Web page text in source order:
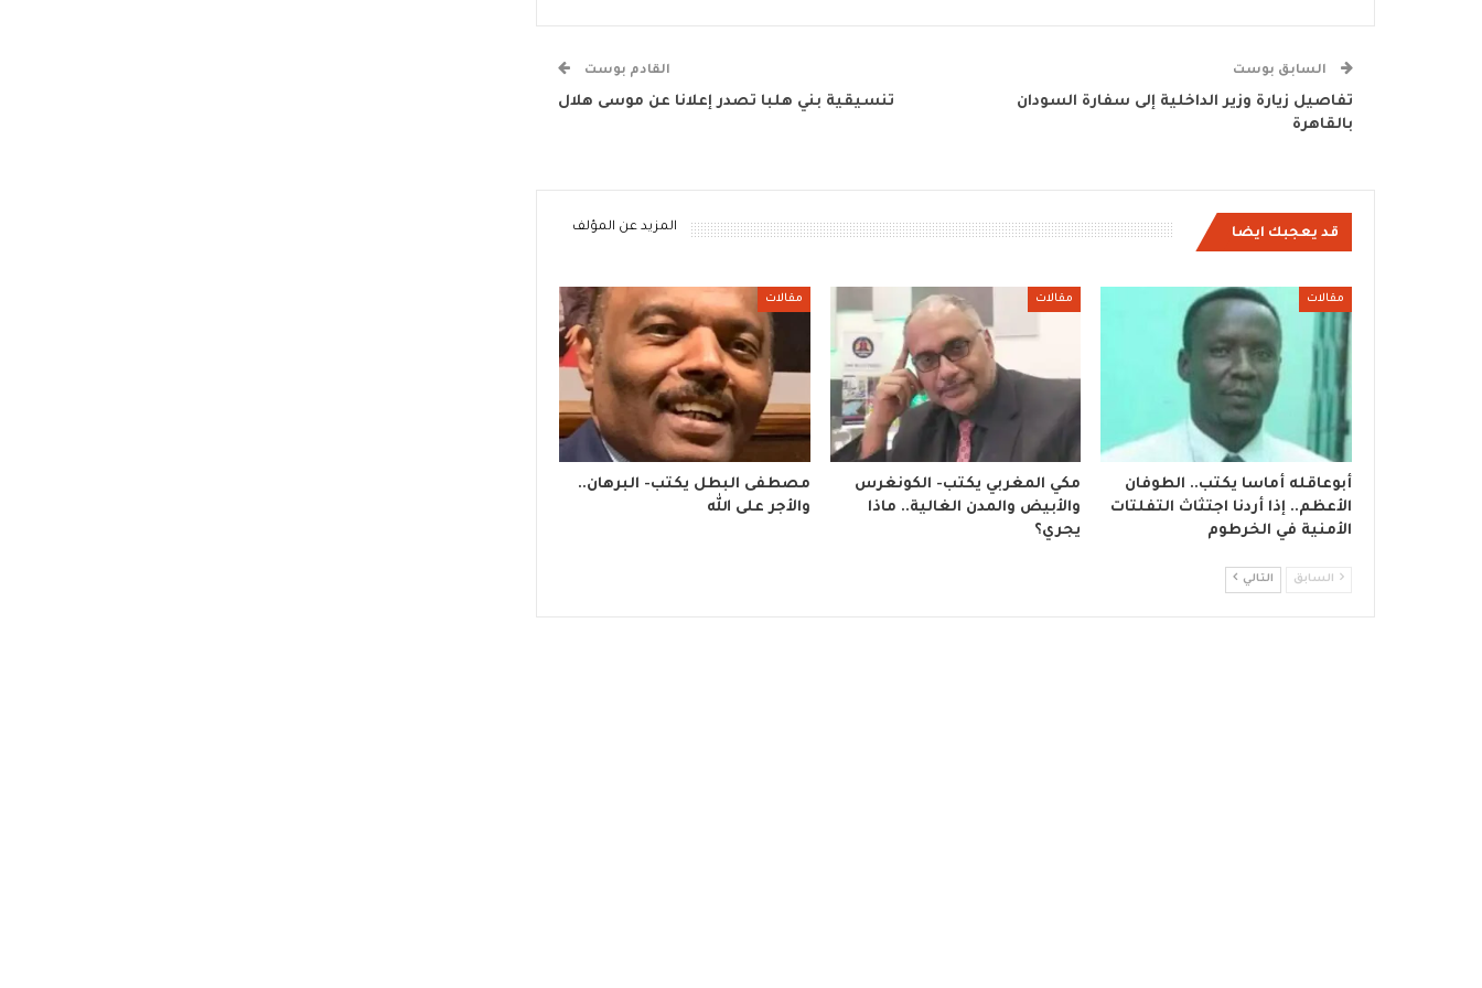
السابق بوست
تفاصيل زيارة وزير الداخلية إلى سفارة السودان
بالقاهرة
القادم بوست
تنسيقية بني هلبا تصدر إعلانا عن موسى هلال
قد يعجبك ايضا المزيد عن المؤلف
مقالات
أبوعاقله أماسا يكتب.. الطوفان
الأعظم.. إذا أردنا اجتثاث التفلتات
الأمنية في الخرطوم
مقالات
مكي المغربي يكتب- الكونغرس
والأبيض والمدن الغالية.. ماذا
يجري؟
مقالات
مصطفى البطل يكتب- البرهان..
والأجر على الله
السابق التالي